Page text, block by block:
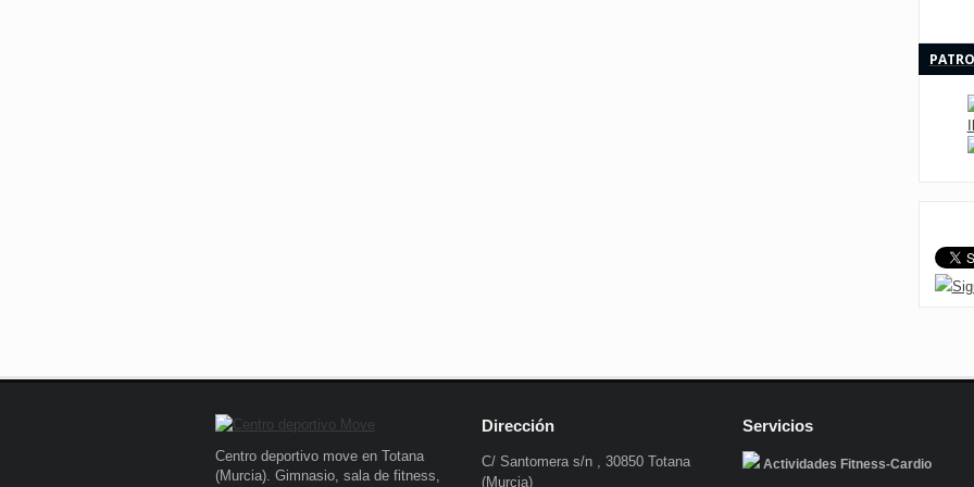
Centro deportivo move en Totana
(Murcia). Gimnasio, sala de fitness,
Dirección
C/ Santomera s/n , 30850 Totana
(Murcia)
Servicios
Actividades Fitness-Cardio